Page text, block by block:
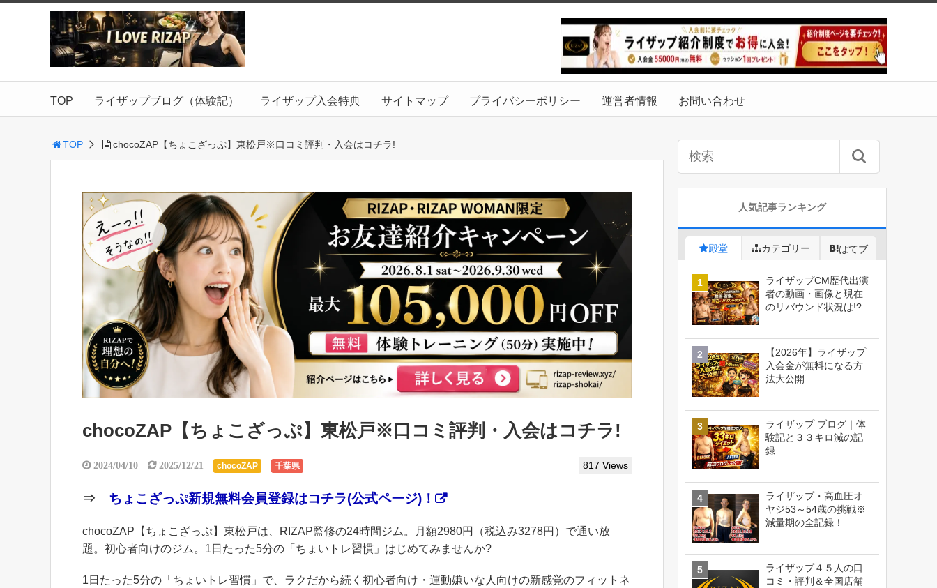
TOP ライザップブログ（体験記） ライザップ入会特典 サイトマップ プライバシーポリシー 運営者情報 お問い合わせ
TOP chocoZAP【ちょこざっぷ】東松戸※口コミ評判・入会はコチラ!
chocoZAP【ちょこざっぷ】東松戸※口コミ評判・入会はコチラ!
2024/04/10 2025/12/21 chocoZAP 千葉県 817 Views
⇒ ちょこざっぷ新規無料会員登録はコチラ(公式ページ)！
chocoZAP【ちょこざっぷ】東松戸は、RIZAP監修の24時間ジム。月額2980円（税込み3278円）で通い放
題。初心者向けのジム。1日たった5分の「ちょいトレ習慣」はじめてみませんか?
1日たった5分の「ちょいトレ習慣」で、ラクだから続く初心者向け・運動嫌いな人向けの新感覚のフィットネ
人気記事ランキング
殿堂 カテゴリー はてブ
ライザップCM歴代出演
者の動画・画像と現在
のリバウンド状況は!?
【2026年】ライザップ
入会金が無料になる方
法大公開
ライザップ ブログ｜体
験記と３３キロ減の記
録
ライザップ・高血圧オ
ヤジ53～54歳の挑戦※
減量期の全記録！
ライザップ４５人の口
コミ・評判＆全国店舗